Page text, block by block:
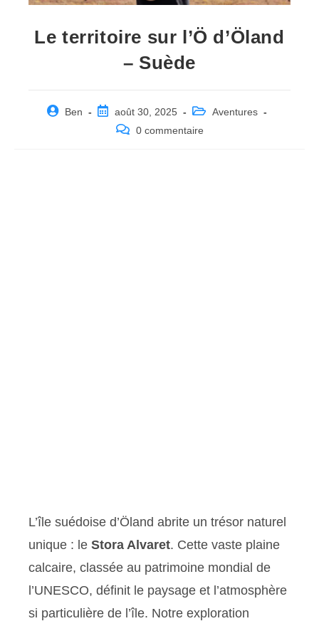
Le territoire sur l’Ö d’Öland
– Suède
PostBen
Post
published:
août 30, 2025
Post
category:
Aventures
Post 0 commentaire
L’île suédoise d’Öland abrite un trésor naturel
unique : le Stora Alvaret. Cette vaste plaine
calcaire, classée au patrimoine mondial de
l’UNESCO, définit le paysage et l’atmosphère
si particulière de l’île. Notre exploration